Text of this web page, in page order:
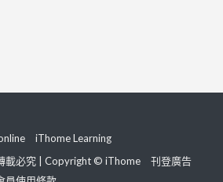
iThome Learning
載必究 | Copyright © iThome
刊登廣告